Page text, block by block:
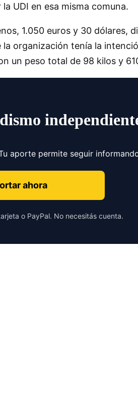
UDI en esa misma comuna.
1.050 euros y 30 dólares,
organización tenía la
un peso total de 98 kilos y
aporte permite seguir
ahora
o PayPal. No necesitás cuenta.